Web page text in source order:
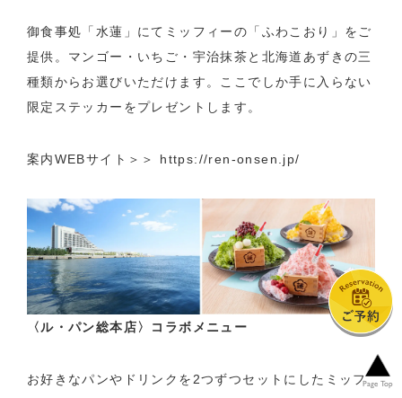
御食事処「水蓮」にてミッフィーの「ふわこおり」をご
提供。マンゴー・いちご・宇治抹茶と北海道あずきの三
種類からお選びいただけます。ここでしか手に入らない
限定ステッカーをプレゼントします。
案内WEBサイト＞＞ https://ren-onsen.jp/
〈ル・パン総本店〉コラボメニュー
お好きなパンやドリンクを2つずつセットにしたミッフPage Top